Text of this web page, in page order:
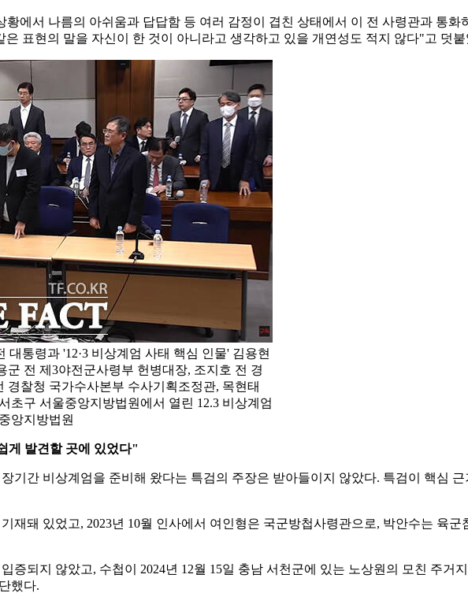
에서 나름의 아쉬움과 답답함 등 여러 감정이 겹친 상태에서 이 전 사령관과 통
표현의 말을 자신이 한 것이 아니라고 생각하고 있을 개연성도 적지 않다"고 덧
통령과 '12·3 비상계엄 사태 핵심 인물' 김용현
전 제3야전군사령부 헌병대장, 조지호 전 경
경찰청 국가수사본부 수사기획조정관, 목현태
초구 서울중앙지방법원에서 열린 12.3 비상계엄
앙지방법원
발견할 곳에 있었다"
기간 비상계엄을 준비해 왔다는 특검의 주장은 받아들이지 않았다. 특검이 핵심
재돼 있었고, 2023년 10월 인사에서 여인형은 국군방첩사령관으로, 박안수는 육
증되지 않았고, 수첩이 2024년 12월 15일 충남 서천군에 있는 노상원의 모친 주
했다.